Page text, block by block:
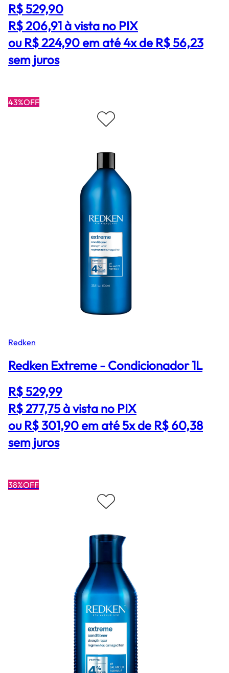
R$ 529,90
R$ 206,91à vista no PIX
ou R$ 224,90 em até 4x de R$ 56,23
sem juros
43%OFF
Redken
Redken Extreme - Condicionador 1L
R$ 529,99
R$ 277,75à vista no PIX
ou R$ 301,90 em até 5x de R$ 60,38
sem juros
38%OFF